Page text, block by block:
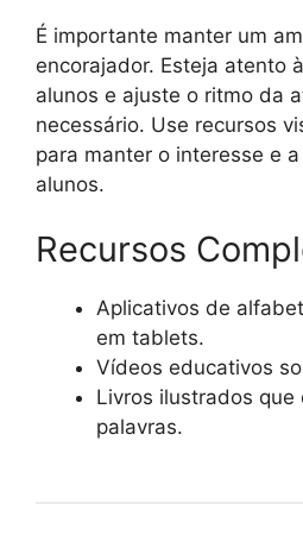
É importante manter um
encorajador. Esteja atento
alunos e ajuste o ritmo da
necessário. Use recursos
para manter o interesse e
alunos.
Recursos
Aplicativos de
em tablets.
Vídeos educativos
Livros ilustrados
palavras.